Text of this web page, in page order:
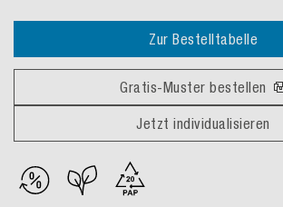
Zur Bestelltabelle
Gratis-Muster bestellen
Jetzt individualisieren